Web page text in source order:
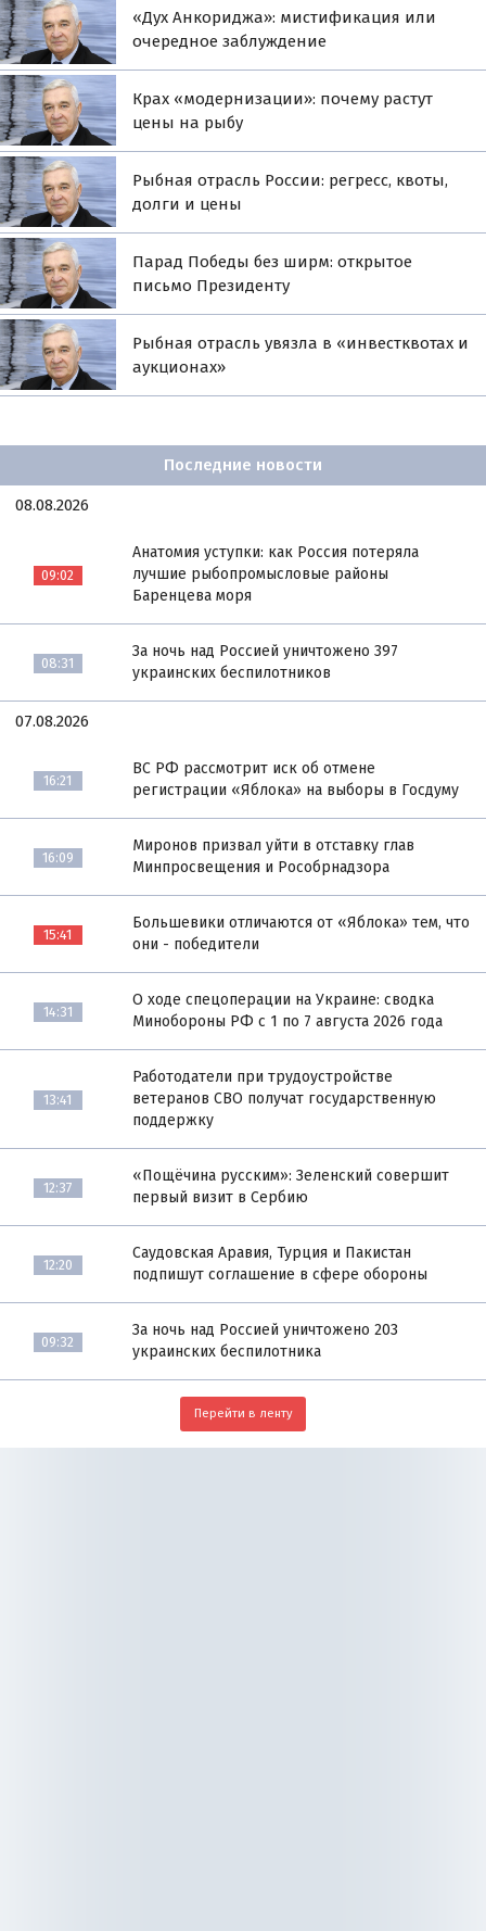
«Дух Анкориджа»: мистификация или
очередное заблуждение
Крах «модернизации»: почему растут
цены на рыбу
Рыбная отрасль России: регресс, квоты,
долги и цены
Парад Победы без ширм: открытое
письмо Президенту
Рыбная отрасль увязла в «инвестквотах и
аукционах»
Последние новости
08.08.2026
09:02
Анатомия уступки: как Россия потеряла
лучшие рыбопромысловые районы
Баренцева моря
08:31
За ночь над Россией уничтожено 397
украинских беспилотников
07.08.2026
16:21
ВС РФ рассмотрит иск об отмене
регистрации «Яблока» на выборы в Госдуму
16:09
Миронов призвал уйти в отставку глав
Минпросвещения и Рособрнадзора
15:41
Большевики отличаются от «Яблока» тем, что
они - победители
14:31
О ходе спецоперации на Украине: сводка
Минобороны РФ с 1 по 7 августа 2026 года
13:41
Работодатели при трудоустройстве
ветеранов СВО получат государственную
поддержку
12:37
«Пощёчина русским»: Зеленский совершит
первый визит в Сербию
12:20
Саудовская Аравия, Турция и Пакистан
подпишут соглашение в сфере обороны
09:32
За ночь над Россией уничтожено 203
украинских беспилотника
Перейти в ленту